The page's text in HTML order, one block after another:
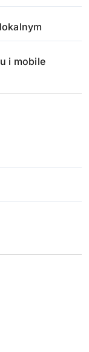
i mobile